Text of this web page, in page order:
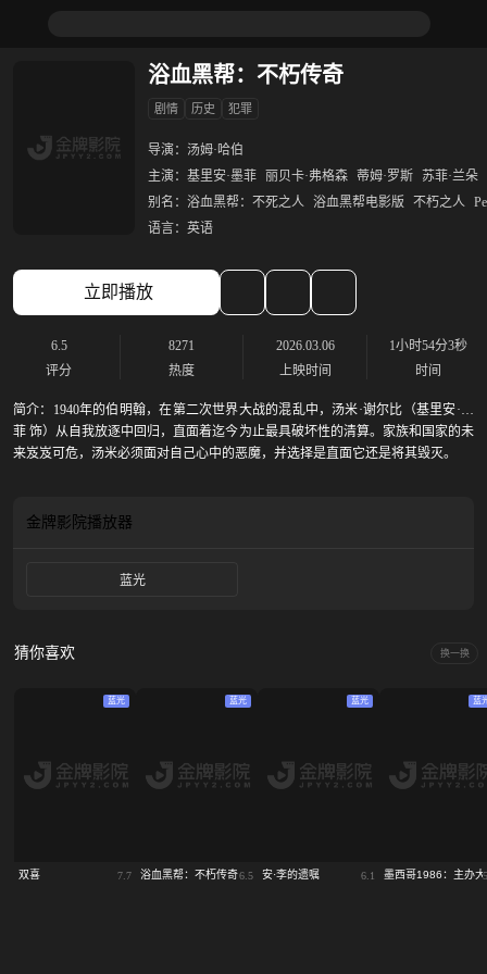
浴血黑帮：不朽传奇
剧情 历史 犯罪
导演： 汤姆·哈伯
主演： 基里安·墨菲 丽贝卡·弗格森 蒂姆·罗斯
苏菲·兰朵
别名： 浴血黑帮：不死之人 浴血黑帮电影版 不朽之人
语言： 英语
立即播放
6.5
评分
8271
热度
2026.03.06
上映时间
1小时54分3秒
时间
简介： 1940年的伯明翰，在第二次世界大战的混乱中，汤米·谢尔比（基里安·墨
菲 饰）从自我放逐中回归，直面着迄今为止最具破坏性的清算。家族和国家的未
来岌岌可危，汤米必须面对自己心中的恶魔，并选择是直面它还是将其毁灭。
金牌影院播放器
蓝光
猜你喜欢 换一换
蓝光
双喜 7.7
蓝光
浴血黑帮：不朽传奇6.5
蓝光
安·李的遗嘱 6.1
蓝
墨西哥1986：主办